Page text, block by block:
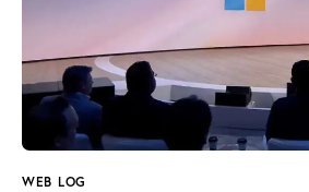
instagramm
threadstwitter-
x
WEB LOG